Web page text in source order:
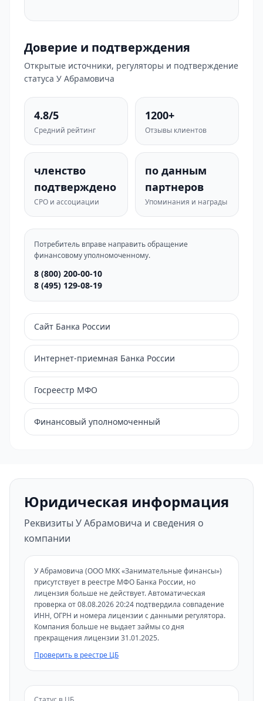
Доверие и подтверждения
Открытые источники, регуляторы и подтверждение
статуса У Абрамовича
4.8/5
Средний рейтинг
1200+
Отзывы клиентов
членство
подтверждено
СРО и ассоциации
по данным
партнеров
Упоминания и награды
Потребитель вправе направить обращение
финансовому уполномоченному.
8 (800) 200-00-10
8 (495) 129-08-19
Сайт Банка России
Интернет-приемная Банка России
Госреестр МФО
Финансовый уполномоченный
Юридическая информация
Реквизиты У Абрамовича и сведения о
компании
У Абрамовича (ООО МКК «Занимательные финансы»)
присутствует в реестре МФО Банка России, но
лицензия больше не действует. Автоматическая
проверка от 08.08.2026 20:24 подтвердила совпадение
ИНН, ОГРН и номера лицензии с данными регулятора.
Компания больше не выдает займы со дня
прекращения лицензии 31.01.2025.
Проверить в реестре ЦБ